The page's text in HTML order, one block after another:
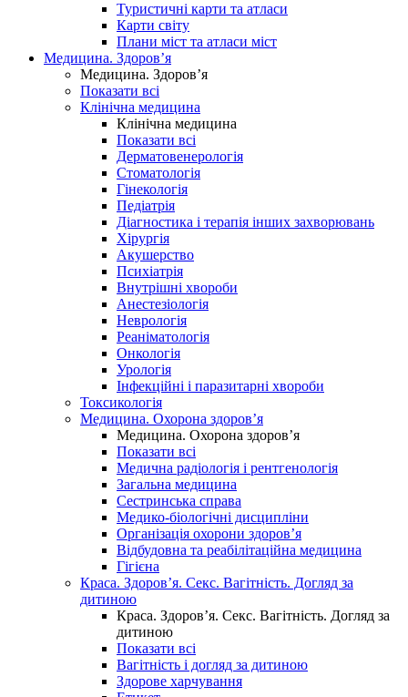
Туристичні карти та атласи
Карти світу
Плани міст та атласи міст
Медицина. Здоров’я
Медицина. Здоров’я
Показати всі
Клінічна медицина
Клінічна медицина
Показати всі
Дерматовенерологія
Стоматологія
Гінекологія
Педіатрія
Діагностика і терапія інших захворювань
Хірургія
Акушерство
Психіатрія
Внутрішні хвороби
Анестезіологія
Неврологія
Реаніматологія
Онкологія
Урологія
Інфекційні і паразитарні хвороби
Токсикологія
Медицина. Охорона здоров’я
Медицина. Охорона здоров’я
Показати всі
Медична радіологія і рентгенологія
Загальна медицина
Сестринська справа
Медико-біологічні дисципліни
Організація охорони здоров’я
Відбудовна та реабілітаційна медицина
Гігієна
Краса. Здоров’я. Секс. Вагітність. Догляд за
дитиною
Краса. Здоров’я. Секс. Вагітність. Догляд за
дитиною
Показати всі
Вагітність і догляд за дитиною
Здорове харчування